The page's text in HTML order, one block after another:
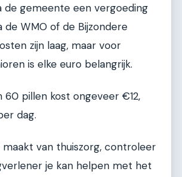
de gemeente een vergoeding
de WMO of de Bijzondere
zijn laag, maar voor
is elke euro belangrijk.
60 pillen kost ongeveer €12,
dag.
maakt van thuiszorg, controleer
je kan helpen met het